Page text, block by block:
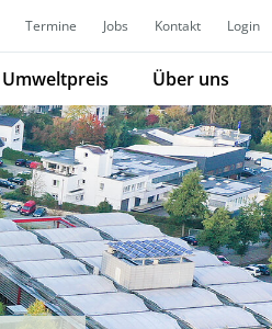
Termine Jobs Kontakt Login
Umweltpreis Über uns